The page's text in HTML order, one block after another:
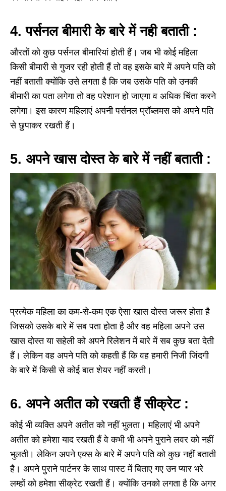
4. पर्सनल बीमारी के बारे में नही बताती :
औरतों को कुछ पर्सनल बीमारियां होती हैं। जब भी कोई महिला
किसी बीमारी से गुजर रही होती हैं तो वह इसके बारे में अपने पति को
नहीं बताती क्योंकि उसे लगता है कि जब उसके पति को उनकी
बीमारी का पता लगेगा तो वह परेशान हो जाएगा व अधिक चिंता करने
लगेगा। इस कारण महिलाएं अपनी पर्सनल प्रॉब्लमस को अपने पति
से छुपाकर रखती हैं।
5. अपने खास दोस्त के बारे में नहीं बताती :
प्रत्येक महिला का कम-से-कम एक ऐसा खास दोस्त जरूर होता है
जिसको उसके बारे में सब पता होता है और वह महिला अपने उस
खास दोस्त या सहेली को अपने रिलेशन में बारे में सब कुछ बता देती
हैं। लेकिन वह अपने पति को कहती हैं कि वह हमारी निजी जिंदगी
के बारे में किसी से कोई बात शेयर नहीं करती।
6. अपने अतीत को रखती हैं सीक्रेट :
कोई भी व्यक्ति अपने अतीत को नहीं भुलता। महिलाएं भी अपने
अतीत को हमेशा याद रखती हैं वे कभी भी अपने पुराने लवर को नहीं
भुलती। लेकिन अपने एक्स के बारे में अपने पति को कुछ नहीं बताती
है। अपने पुराने पार्टनर के साथ पास्ट में बिताए गए उन प्यार भरे
लम्हों को हमेशा सीक्रेट रखती हैं। क्योंकि उनको लगता है कि अगर